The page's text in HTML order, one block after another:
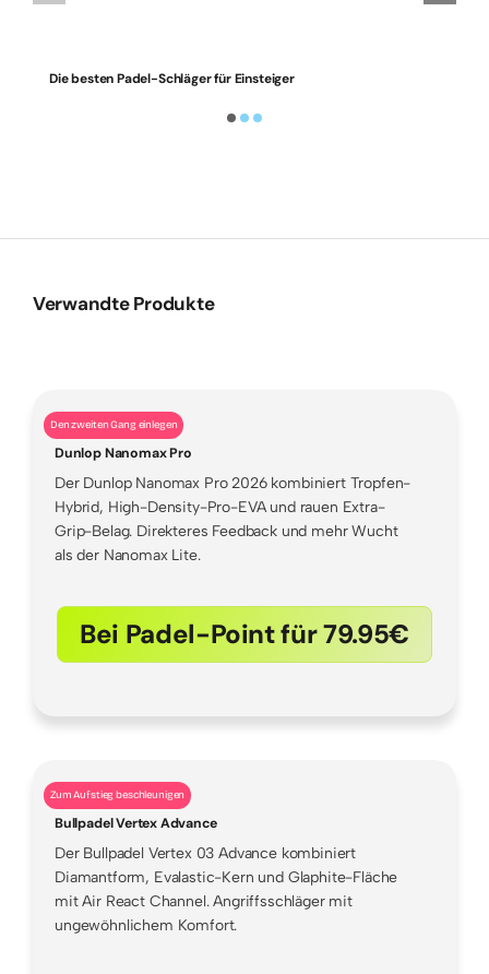
Die besten Padel-Schläger für Einsteiger
Verwandte Produkte
Den zweiten Gang einlegen
Dunlop Nanomax Pro
Der Dunlop Nanomax Pro 2026 kombiniert Tropfen-
Hybrid, High-Density-Pro-EVA und rauen Extra-
Grip-Belag. Direkteres Feedback und mehr Wucht
als der Nanomax Lite.
Bei Padel-Point für 79.95€
Zum Aufstieg beschleunigen
Bullpadel Vertex Advance
Der Bullpadel Vertex 03 Advance kombiniert
Diamantform, Evalastic-Kern und Glaphite-Fläche
mit Air React Channel. Angriffsschläger mit
ungewöhnlichem Komfort.